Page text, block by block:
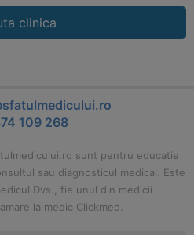
clinica
109 268
sunt pentru educatie
sau diagnosticul medical. Este
Dvs., fie unul din medicii
la medic Clickmed.